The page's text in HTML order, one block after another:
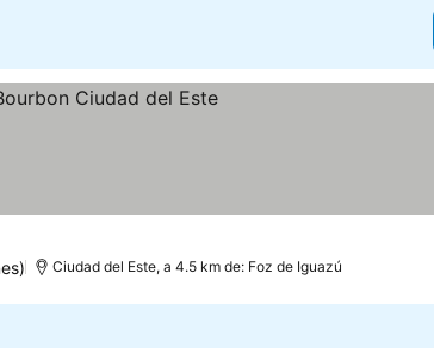
Ciudad del Este, a 4.5 km de: Foz de Iguazú